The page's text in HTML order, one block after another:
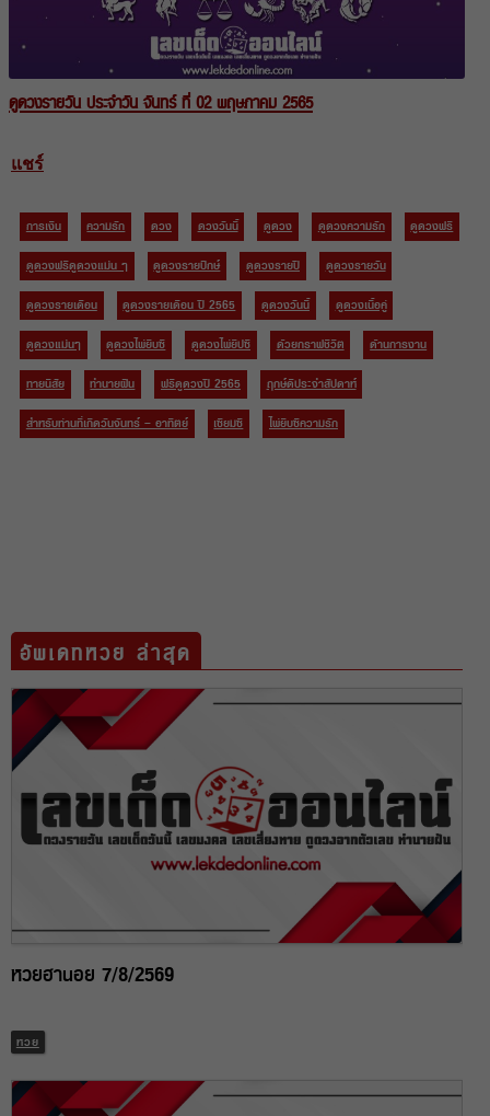
ดูดวงรายวัน ประจำวัน จันทร์ ที่ 02 พฤษภาคม 2565
แชร์
การเงิน ความรัก ดวง ดวงวันนี้ ดูดวง ดูดวงความรัก
ดูดวงฟรี
ดูดวงฟรีดูดวงแม่น ๆ
ดูดวงรายปักษ์ ดูดวงรายปี
ดูดวงรายวัน
ดูดวงรายเดือน
ดูดวงรายเดือน ปี 2565 ดูดวงวันนี้
ดูดวงเนื้อคู่
ดูดวงแม่นๆ
ดูดวงไพ่ยิบซี ดูดวงไพ่ยิปซี ด้วยกราฟชีวิต
ด้านการงาน
ทายนิสัย
ทำนายฝัน ฟรีดูดวงปี 2565
ฤกษ์ดีประจำสัปดาห์
สำหรับท่านที่เกิดวันจันทร์ – อาทิตย์
เซียมซี ไพ่ยิบซีความรัก
อัพเดทหวย ล่าสุด
หวยฮานอย 7/8/2569
หวย